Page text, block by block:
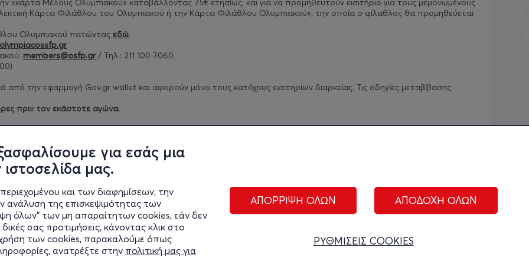
για εσάς μια
μας.
και των διαφημίσεων, την
ανάλυση της επισκεψιμότητας των
όλων" των μη απαραίτητων cookies, εάν δεν
σας προτιμήσεις, κάνοντας κλικ στο
χρήση των cookies, παρακαλούμε όπως
ανατρέξτε στην πολιτική μας για
ΑΠΟΡΡΙΨΗ ΟΛΩΝ ΑΠΟΔΟΧΗ ΟΛΩΝ
ΡΥΘΜΙΣΕΙΣ COOKIES
«κάρτα Μέλους Ολυμπιακού» καταβάλλοντας 75€ ετησίως, και για να προμηθευτούν εισιτήριο για τους μεμονωμένους
Κάρτα Φιλάθλου του Ολυμπιακού ή την Κάρτα Φιλάθλου Ολυμπιακού», την οποία ο φίλαθλος θα προμηθεύεται
Ολυμπιακού πατώντας εδώ.
members@osfp.gr / Τηλ.: 211 100 7060
από την εφαρμογή Gov.gr wallet και αφορούν μόνο τους κατόχους εισιτηρίων διαρκείας. Τις οδηγίες μεταβίβασης
πριν τον εκάστοτε αγώνα.
πατήστεεδώ.
ΑΚΟΛΟΥΘΗΣΤΕ ΜΑΣ: